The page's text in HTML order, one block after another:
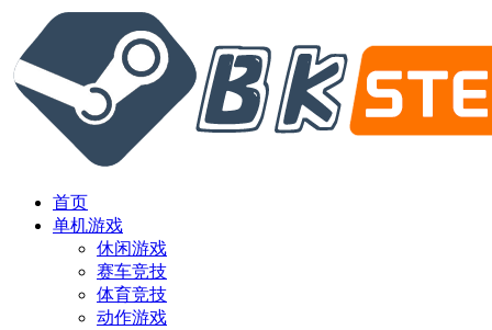
首页
单机游戏
休闲游戏
赛车竞技
体育竞技
动作游戏